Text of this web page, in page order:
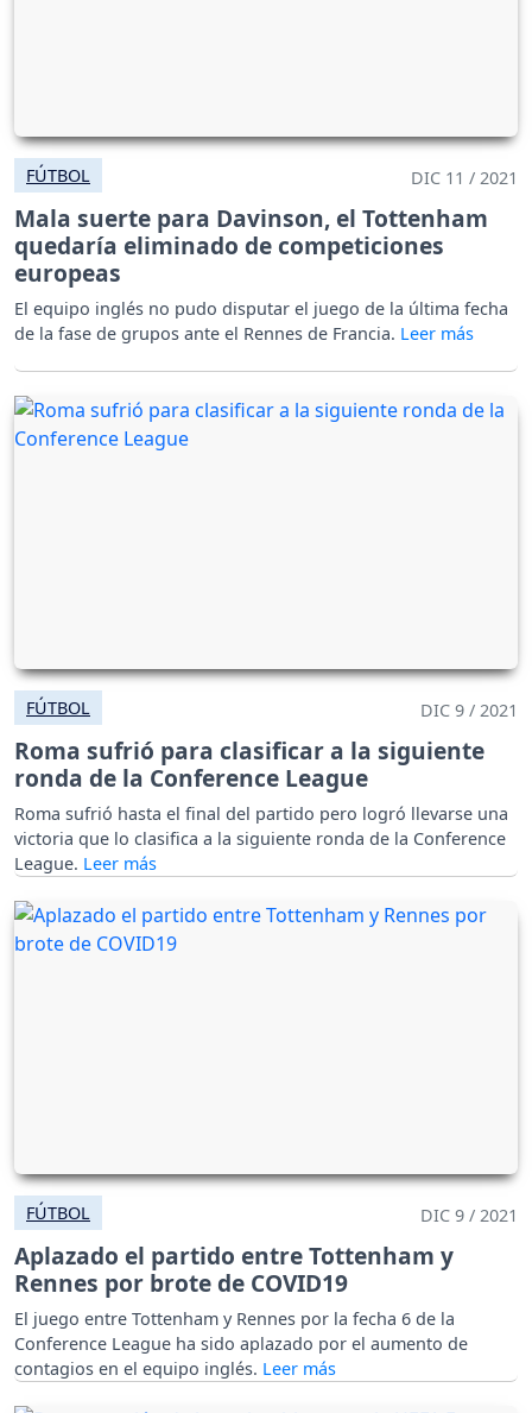
FÚTBOL DIC 11 / 2021
Mala suerte para Davinson, el Tottenham
quedaría eliminado de competiciones
europeas
El equipo inglés no pudo disputar el juego de la última fecha
de la fase de grupos ante el Rennes de Francia.
FÚTBOL DIC 9 / 2021
Roma sufrió para clasificar a la siguiente
ronda de la Conference League
Roma sufrió hasta el final del partido pero logró llevarse una
victoria que lo clasifica a la siguiente ronda de la Conference
League.
FÚTBOL DIC 9 / 2021
Aplazado el partido entre Tottenham y
Rennes por brote de COVID19
El juego entre Tottenham y Rennes por la fecha 6 de la
Conference League ha sido aplazado por el aumento de
contagios en el equipo inglés.